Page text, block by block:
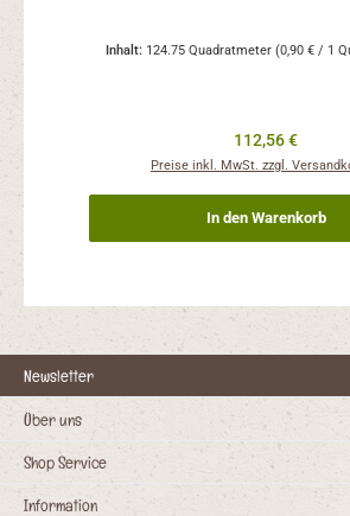
Inhalt: 124.75 Quadratmeter (0,90 € / 1
Regulärer Preis:
112,56 €
Preise inkl. MwSt. zzgl.
In den Warenkorb
Newsletter
Über uns
Shop Service
Information